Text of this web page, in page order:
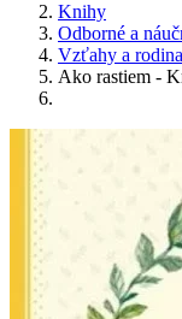
Knihy
Odborné a
Vzťahy a rodina
Ako rastiem -